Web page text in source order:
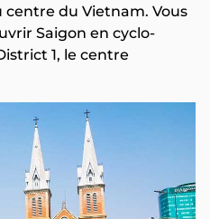
centre du Vietnam. Vous
Saigon en cyclo-
1, le centre